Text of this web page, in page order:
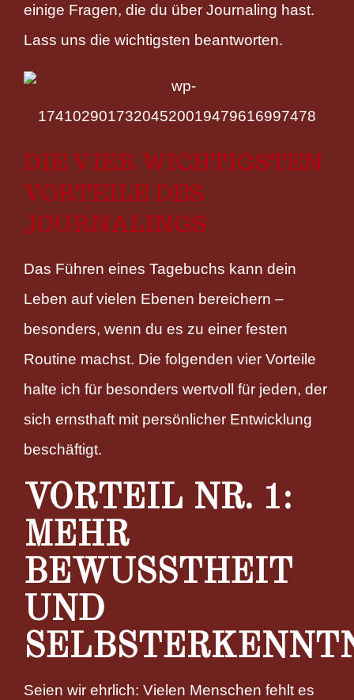
einige Fragen, die du über Journaling hast.
Lass uns die wichtigsten beantworten.
DIE VIER WICHTIGSTEN
VORTEILE DES
JOURNALINGS
Das Führen eines Tagebuchs kann dein
Leben auf vielen Ebenen bereichern –
besonders, wenn du es zu einer festen
Routine machst. Die folgenden vier Vorteile
halte ich für besonders wertvoll für jeden, der
sich ernsthaft mit persönlicher Entwicklung
beschäftigt.
VORTEIL NR. 1:
MEHR
BEWUSSTHEIT
UND
Seien wir ehrlich: Vielen Menschen fehlt es